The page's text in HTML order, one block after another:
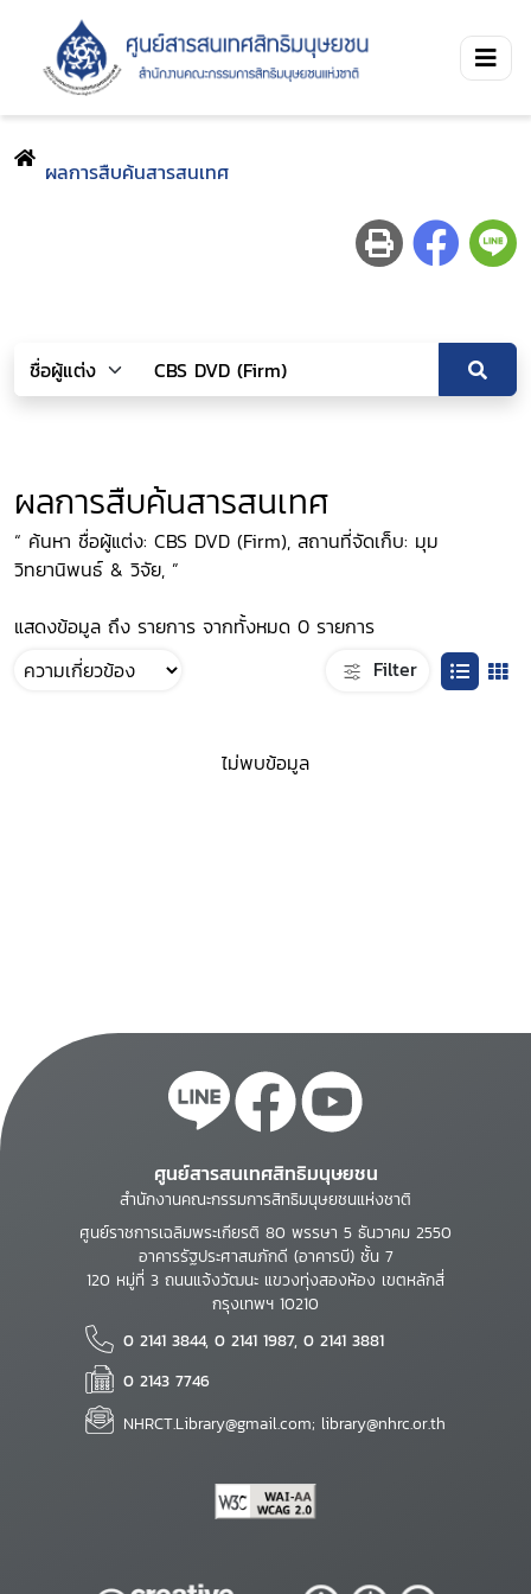
ผลการสืบค้นสารสนเทศ
ผลการสืบค้นสารสนเทศ
“ ค้นหา ชื่อผู้แต่ง: CBS DVD (Firm), สถานที่จัดเก็บ: มุม
วิทยานิพนธ์ & วิจัย, ”
แสดงข้อมูล ถึง รายการ จากทั้งหมด 0 รายการ
Filter
ไม่พบข้อมูล
ศูนย์สารสนเทศสิทธิมนุษยชน
สำนักงานคณะกรรมการสิทธิมนุษยชนแห่งชาติ
ศูนย์ราชการเฉลิมพระเกียรติ 80 พรรษา 5 ธันวาคม 2550
อาคารรัฐประศาสนภักดี (อาคารบี) ชั้น 7
120 หมู่ที่ 3 ถนนแจ้งวัฒนะ แขวงทุ่งสองห้อง เขตหลักสี่
กรุงเทพฯ 10210
0 2141 3844, 0 2141 1987, 0 2141 3881
0 2143 7746
NHRCT.Library@gmail.com; library@nhrc.or.th